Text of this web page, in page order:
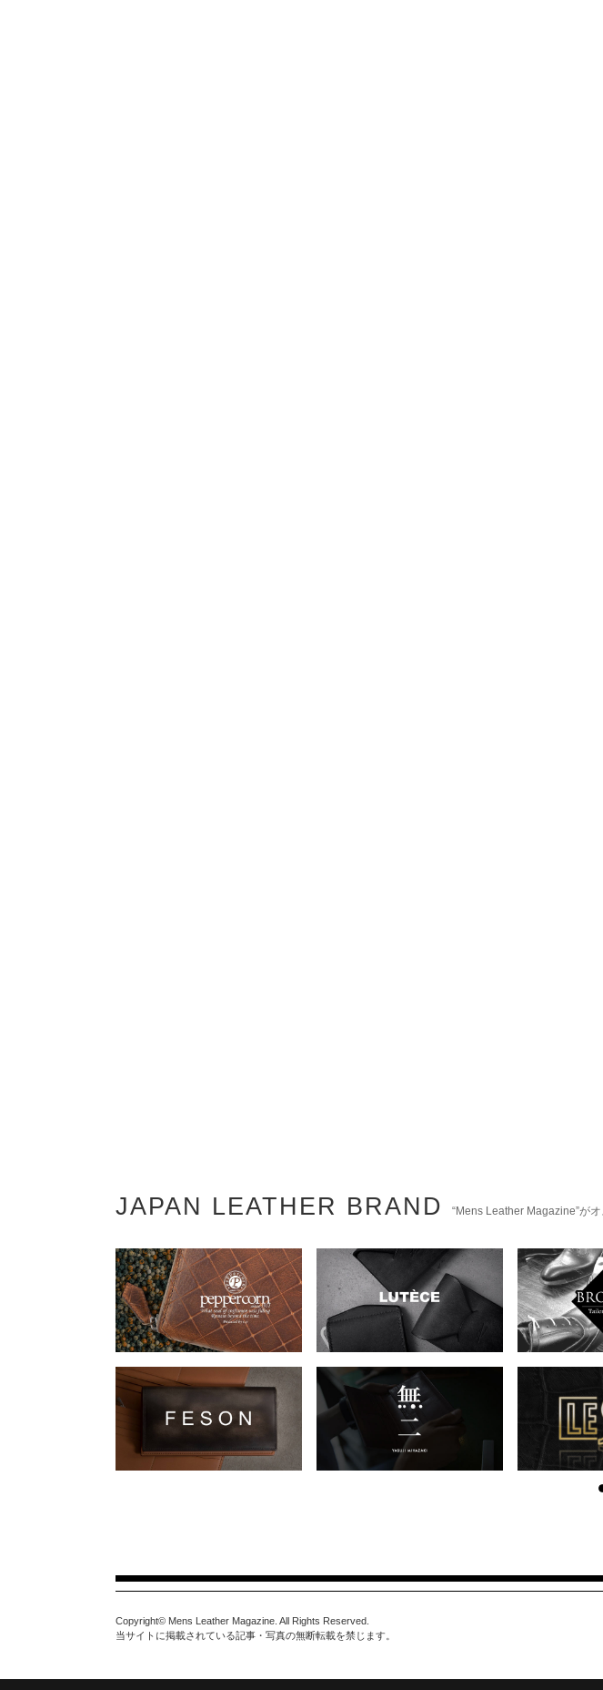
JAPAN LEATHER BRAND “Mens Leather Magazine”が
Copyright© Mens Leather Magazine. All Rights Reserved.
当サイトに掲載されている記事・写真の無断転載を禁じます。